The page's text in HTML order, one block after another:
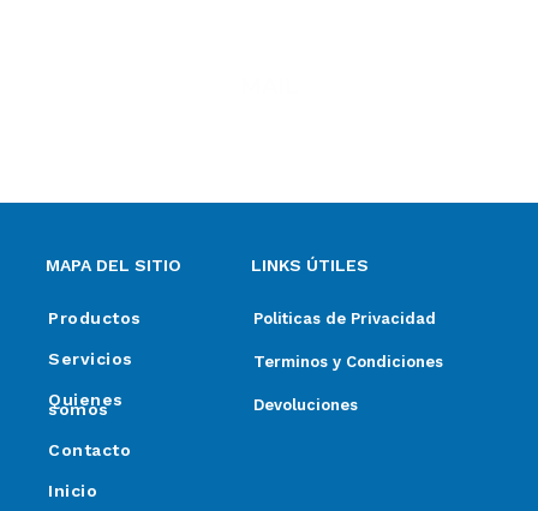
MAPA DEL SITIO
Productos
Servicios
Quienes
somos
Contacto
Inicio
LINKS ÚTILES
Politicas de Privacidad
Terminos y Condiciones
Devoluciones